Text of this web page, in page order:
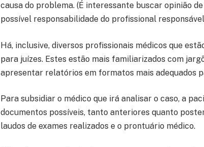
causa do problema. (É interessante buscar opinião
possível responsabilidade do profissional
Há, inclusive, diversos profissionais médicos que
para juízes. Estes estão mais familiarizados com
apresentar relatórios em formatos mais adequados
Para subsidiar o médico que irá analisar o caso, a
documentos possíveis, tanto anteriores quanto
laudos de exames realizados e o prontuário médico.